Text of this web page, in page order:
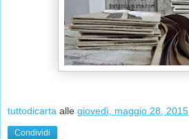
tuttodicarta alle giovedì, maggio 28, 2015
Condividi